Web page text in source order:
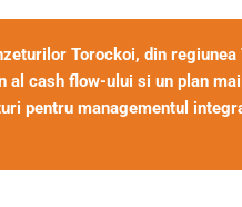
Torockoi, din
al cash flow-ului si un plan
pentru managementul